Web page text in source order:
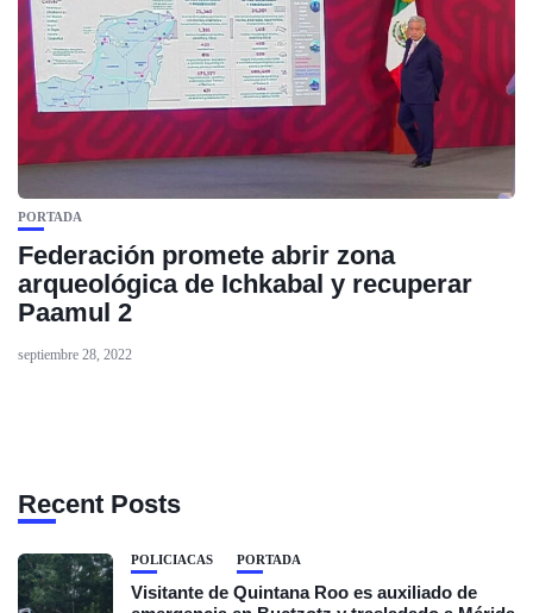
PORTADA
Federación promete abrir zona
arqueológica de Ichkabal y recuperar
Paamul 2
septiembre 28, 2022
Recent Posts
POLICIACAS PORTADA
Visitante de Quintana Roo es auxiliado de